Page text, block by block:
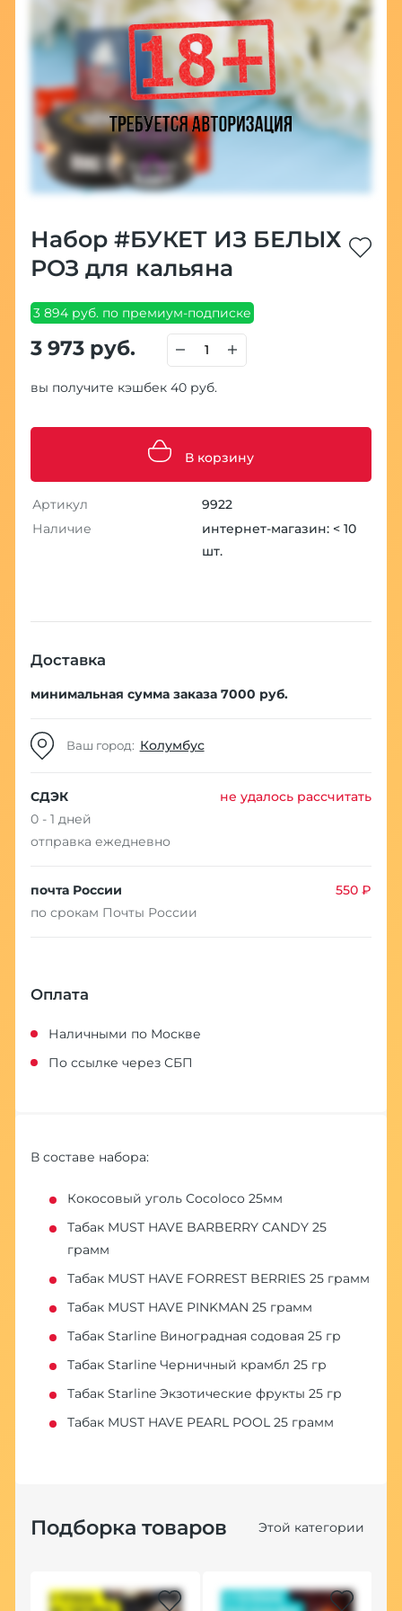
Набор #БУКЕТ ИЗ БЕЛЫХ
РОЗ для кальяна
3 894 руб. по премиум-подписке
3 973 руб.
вы получите кэшбек 40 руб.
В корзину
Артикул
9922
Наличие
интернет-магазин: < 10
шт.
Доставка
минимальная сумма заказа 7000 руб.
Ваш город: Колумбус
СДЭК
не удалось рассчитать
0 - 1 дней
отправка ежедневно
почта России
550 ₽
по срокам Почты России
Оплата
Наличными по Москве
По ссылке через СБП
В составе набора:
Кокосовый уголь Cocoloco 25мм
Табак MUST HAVE BARBERRY CANDY 25
грамм
Табак MUST HAVE FORREST BERRIES 25 грамм
Табак MUST HAVE PINKMAN 25 грамм
Табак Starline Виноградная содовая 25 гр
Табак Starline Черничный крамбл 25 гр
Табак Starline Экзотические фрукты 25 гр
Табак MUST HAVE PEARL POOL 25 грамм
Подборка товаров Этой категории